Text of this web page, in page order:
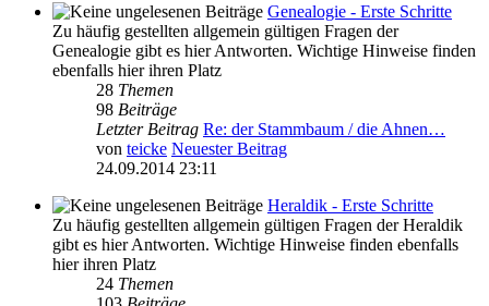
Genealogie - Erste Schritte
Zu häufig gestellten allgemein gültigen Fragen der
Genealogie gibt es hier Antworten. Wichtige Hinweise finden
ebenfalls hier ihren Platz
28 Themen
98 Beiträge
Letzter Beitrag Re: der Stammbaum / die Ahnen…
von teicke Neuester Beitrag
24.09.2014 23:11
Heraldik - Erste Schritte
Zu häufig gestellten allgemein gültigen Fragen der Heraldik
gibt es hier Antworten. Wichtige Hinweise finden ebenfalls
hier ihren Platz
24 Themen